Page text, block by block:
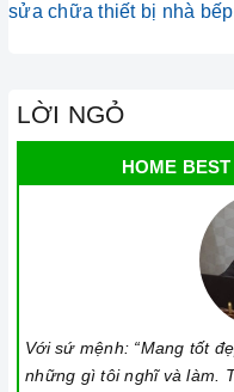
sửa chữa thiết bị nhà
LỜI NGỎ
HOME
Với sứ mệnh: “Mang tốt
những gì tôi nghĩ và làm.